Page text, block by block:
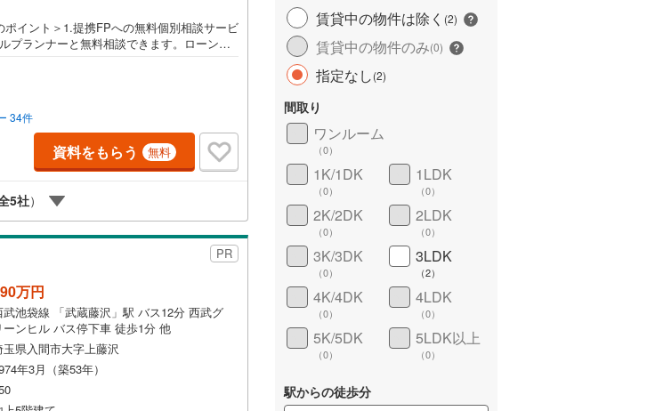
ポイント＞1.提携FPへの無料個別相談サービ
プランナーと無料相談できます。ローン返
報をご用意しております。インターネッ
ます。お客様のご希望エリアをお申し付
ーム、新築請負所沢店の3階はリフォー
。一級建築士をはじめとした専門スタッ
、リフォームや注文建築についてご相談頂
で営業しております営業時間 9:30～19:00
がスムーズです5.お子様連れでおこしくだ
は、右上の“室内・現地を見学する（無
34件
資料をもらう 無料
5社）
PR
万円
武池袋線 「武蔵藤沢」駅 バス12分 西武グ
ーンヒル バス停下車 徒歩1分 他
玉県入間市大字上藤沢
年3月（築53年）
賃貸中の物件は除く (2)
賃貸中の物件のみ(0)
指定なし(2)
間取り
ワンルーム
（0）
1K/1DK
（0）
1LDK
（0）
2K/2DK
（0）
2LDK
（0）
3K/3DK
（0）
3LDK
（2）
4K/4DK
（0）
4LDK
（0）
5K/5DK
（0）
5LDK以上
（0）
駅からの徒歩分
専用庭（0） ワイドバルコニー